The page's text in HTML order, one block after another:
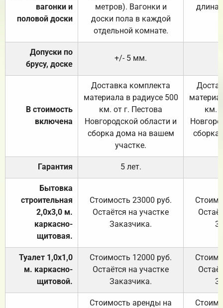
вагонки и
половой доски
метров). Вагонки и
доски пола в каждой
отдельной комнате.
длина
Допуски по
брусу, доске
+/- 5 мм.
В стоимость
включена
Доставка комплекта
материала в радиусе 500
км. от г. Пестова
Новгородской области и
сборка дома на вашем
участке.
км.
Гарантия 5 лет.
Бытовка
строительная
2,0х3,0 м.
каркасно-
щитовая.
Стоимость 23000 руб.
Остаётся на участке
Заказчика.
Туалет 1,0х1,0
м. каркасно-
щитовой.
Стоимость 12000 руб.
Остаётся на участке
Заказчика.
Стоимость аренды на